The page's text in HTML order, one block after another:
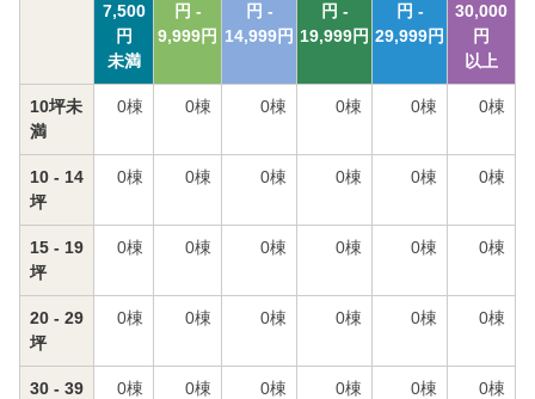
7,500
円
未満
円 -
9,999円
円 -
14,999円
円 -
19,999円
円 -
29,999円
30,000
円
以上
10坪未
満
0棟 0棟 0棟 0棟 0棟 0棟
10 - 14
坪
0棟 0棟 0棟 0棟 0棟 0棟
15 - 19
坪
0棟 0棟 0棟 0棟 0棟 0棟
20 - 29
坪
0棟 0棟 0棟 0棟 0棟 0棟
30 - 39
0棟 0棟 0棟 0棟 0棟 0棟